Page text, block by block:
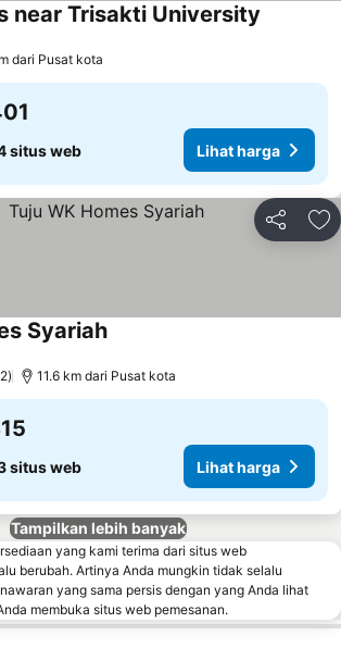
near Trisakti University
dari Pusat kota
situs web Lihat harga
Bagikan
SyariahLihat harga
11.6 km dari Pusat kota
situs web Lihat harga
Tampilkan lebih banyak
yang kami terima dari situs web
berubah. Artinya Anda mungkin tidak selalu
yang sama persis dengan yang Anda lihat
membuka situs web pemesanan.